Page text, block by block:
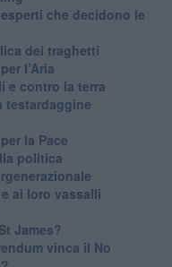
che decidono le
dei traghetti​
l’Aria
e contro la terra
testardaggine
la Pace
politica
ai loro vassalli
James?
vinca il No